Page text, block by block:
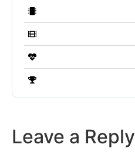
Leave a Reply